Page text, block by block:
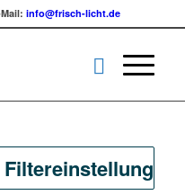
info@frisch-licht.de